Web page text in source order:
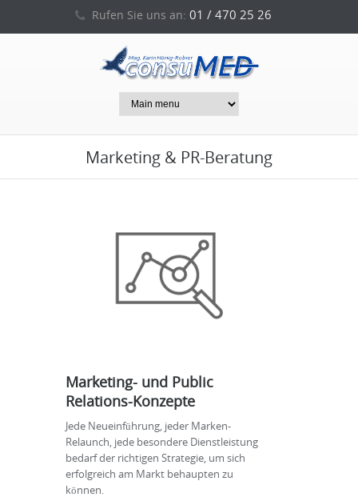
Rufen Sie uns an: 01 / 470 25 26
0664 / 212 53 94
Marketing & PR-Beratung
Marketing- und Public
Relations-Konzepte
Jede Neueinführung, jeder Marken-
Relaunch, jede besondere Dienstleistung
bedarf der richtigen Strategie, um sich
erfolgreich am Markt behaupten zu
können.